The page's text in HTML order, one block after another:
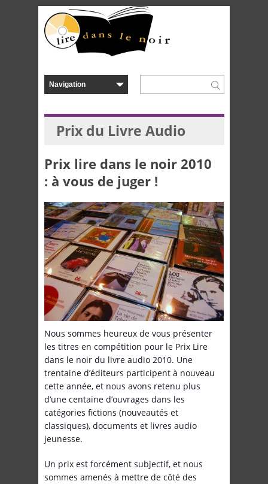
Prix du Livre Audio
Prix lire dans le noir 2010
: à vous de juger !
Nous sommes heureux de vous présenter
les titres en compétition pour le Prix Lire
dans le noir du livre audio 2010. Une
trentaine d’éditeurs participent à nouveau
cette année, et nous avons retenu plus
d’une centaine d’ouvrages dans les
catégories fictions (nouveautés et
classiques), documents et livres audio
jeunesse.
Un prix est forcément subjectif, et nous
sommes amenés à mettre de côté des